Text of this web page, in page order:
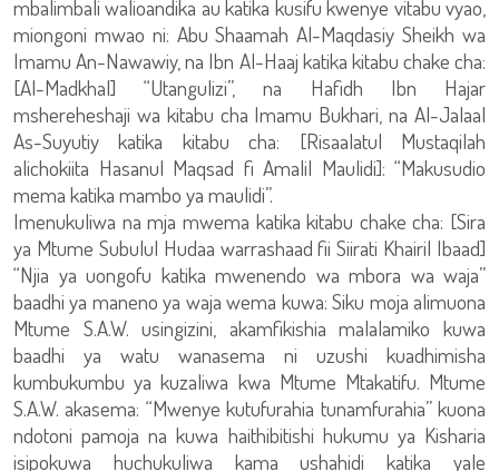
mbalimbali walioandika au katika kusifu kwenye vitabu vyao,
miongoni mwao ni: Abu Shaamah Al-Maqdasiy Sheikh wa
Imamu An-Nawawiy, na Ibn Al-Haaj katika kitabu chake cha:
[Al-Madkhal] “Utangulizi”, na Hafidh Ibn Hajar
mshereheshaji wa kitabu cha Imamu Bukhari, na Al-Jalaal
As-Suyutiy katika kitabu cha: [Risaalatul Mustaqilah
alichokiita Hasanul Maqsad fi Amalil Maulidi]: “Makusudio
mema katika mambo ya maulidi”.
Imenukuliwa na mja mwema katika kitabu chake cha: [Sira
ya Mtume Subulul Hudaa warrashaad fii Siirati Khairil Ibaad]
“Njia ya uongofu katika mwenendo wa mbora wa waja”
baadhi ya maneno ya waja wema kuwa: Siku moja alimuona
Mtume S.A.W. usingizini, akamfikishia malalamiko kuwa
baadhi ya watu wanasema ni uzushi kuadhimisha
kumbukumbu ya kuzaliwa kwa Mtume Mtakatifu. Mtume
S.A.W. akasema: “Mwenye kutufurahia tunamfurahia” kuona
ndotoni pamoja na kuwa haithibitishi hukumu ya Kisharia
isipokuwa huchukuliwa kama ushahidi katika yale